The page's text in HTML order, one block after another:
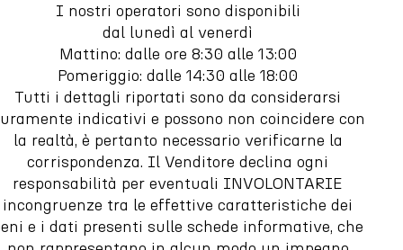
I nostri operatori sono disponibili
dal lunedì al venerdì
Mattino: dalle ore 8:30 alle 13:00
Pomeriggio: dalle 14:30 alle 18:00
Tutti i dettagli riportati sono da considerarsi
indicativi e possono non coincidere con
la realtà, è pertanto necessario verificarne la
corrispondenza. Il Venditore declina ogni
responsabilità per eventuali INVOLONTARIE
incongruenze tra le effettive caratteristiche dei
e i dati presenti sulle schede informative, che